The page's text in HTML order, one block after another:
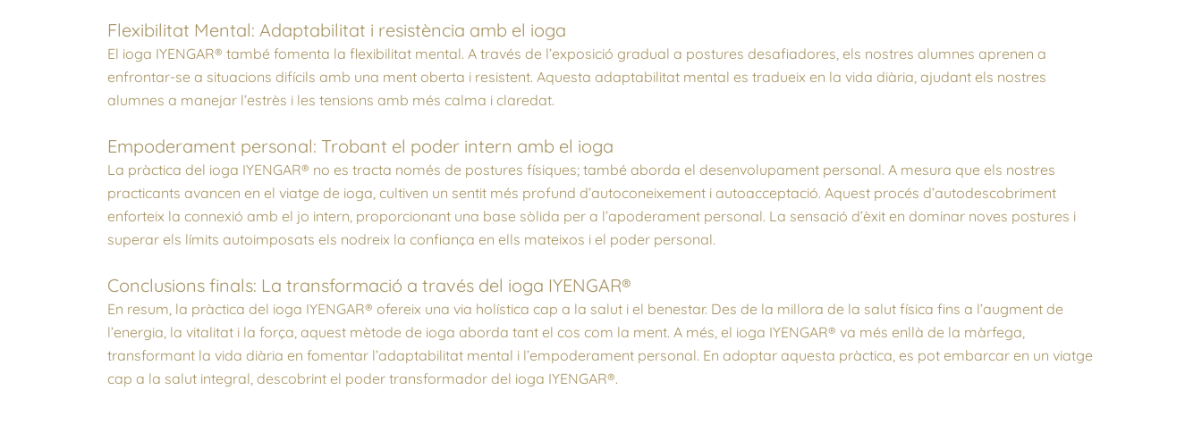
Flexibilitat Mental: Adaptabilitat i resistència amb el ioga
El ioga IYENGAR® també fomenta la flexibilitat mental. A través de l’exposició gradual a postures desafiadores, els nostres alumnes aprenen a
enfrontar-se a situacions difícils amb una ment oberta i resistent. Aquesta adaptabilitat mental es tradueix en la vida diària, ajudant els nostres
alumnes a manejar l’estrès i les tensions amb més calma i claredat.
Empoderament personal: Trobant el poder intern amb el ioga
La pràctica del ioga IYENGAR® no es tracta només de postures físiques; també aborda el desenvolupament personal. A mesura que els nostres
practicants avancen en el viatge de ioga, cultiven un sentit més profund d’autoconeixement i autoacceptació. Aquest procés d’autodescobriment
enforteix la connexió amb el jo intern, proporcionant una base sòlida per a l’apoderament personal. La sensació d’èxit en dominar noves postures i
superar els límits autoimposats els nodreix la confiança en ells mateixos i el poder personal.
Conclusions finals: La transformació a través del ioga IYENGAR®
En resum, la pràctica del ioga IYENGAR® ofereix una via holística cap a la salut i el benestar. Des de la millora de la salut física fins a l’augment de
l’energia, la vitalitat i la força, aquest mètode de ioga aborda tant el cos com la ment. A més, el ioga IYENGAR® va més enllà de la màrfega,
transformant la vida diària en fomentar l’adaptabilitat mental i l’empoderament personal. En adoptar aquesta pràctica, es pot embarcar en un viatge
cap a la salut integral, descobrint el poder transformador del ioga IYENGAR®.